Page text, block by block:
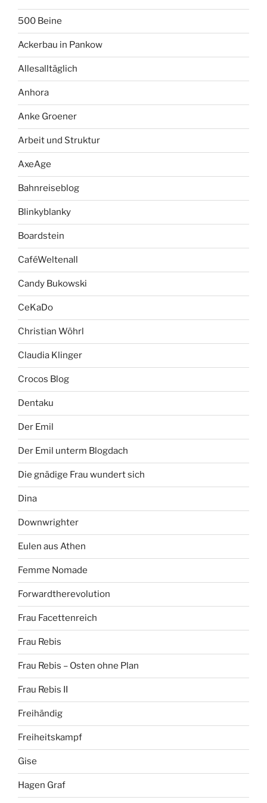
500 Beine
Ackerbau in Pankow
Allesalltäglich
Anhora
Anke Groener
Arbeit und Struktur
AxeAge
Bahnreiseblog
Blinkyblanky
Boardstein
CaféWeltenall
Candy Bukowski
CeKaDo
Christian Wöhrl
Claudia Klinger
Crocos Blog
Dentaku
Der Emil
Der Emil unterm Blogdach
Die gnädige Frau wundert sich
Dina
Downwrighter
Eulen aus Athen
Femme Nomade
Forwardtherevolution
Frau Facettenreich
Frau Rebis
Frau Rebis – Osten ohne Plan
Frau Rebis II
Freihändig
Freiheitskampf
Gise
Hagen Graf